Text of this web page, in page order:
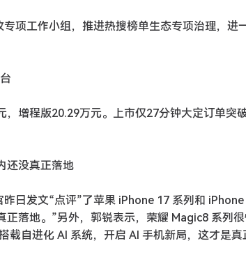
项工作小组，推进热搜榜单生态专项治理，进
增程版20.29万元。上市仅27分钟大定订单突
还没真正落地
日发文“点评”了苹果 iPhone 17 系列和
落地。”另外，郭锐表示，荣耀 Magic8 系列
载自进化 AI 系统，开启 AI 手机新局，这才是真